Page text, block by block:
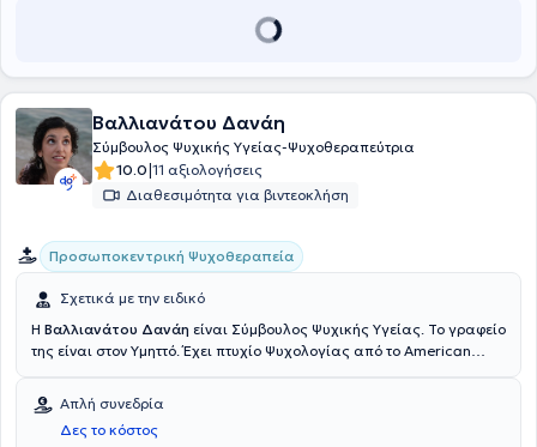
Βαλλιανάτου Δανάη
Σύμβουλος Ψυχικής Υγείας-Ψυχοθεραπεύτρια
10.0|11 αξιολογήσεις
Διαθεσιμότητα για βιντεοκλήση
Προσωποκεντρική Ψυχοθεραπεία
Σχετικά με την ειδικό
Η Βαλλιανάτου Δανάη είναι Σύμβουλος Ψυχικής Υγείας. Το γραφείο
της είναι στον Υμηττό. Έχει πτυχίο Ψυχολογίας από το American
προσέγγιση από το Τμήμα Συμβουλευτικής του Πανεπιστημίου
Strathclyde of Glasgow και εκπαίδευση στην προσωποκεντρική
ψυχοθεραπεία στο πλαίσιο της European Association of
Απλή συνεδρία
Δες το κόστος